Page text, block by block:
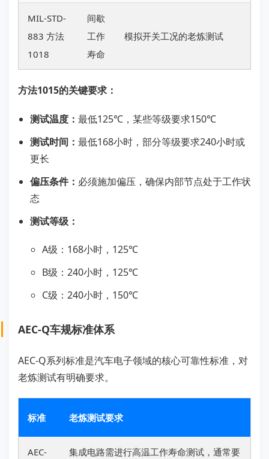
MIL-STD-
883 方法
1018
间歇
工作
寿命
模拟开关工况的老炼测试
方法1015的关键要求：
测试温度： 最低125℃，某些等级要求150℃
测试时间： 最低168小时，部分等级要求240小时或
更长
偏压条件： 必须施加偏压，确保内部节点处于工作状
态
测试等级：
A级：168小时，125℃
B级：240小时，125℃
C级：240小时，150℃
AEC-Q车规标准体系
AEC-Q系列标准是汽车电子领域的核心可靠性标准，对
老炼测试有明确要求。
标准 老炼测试要求
AEC- 集成电路需进行高温工作寿命测试，通常要